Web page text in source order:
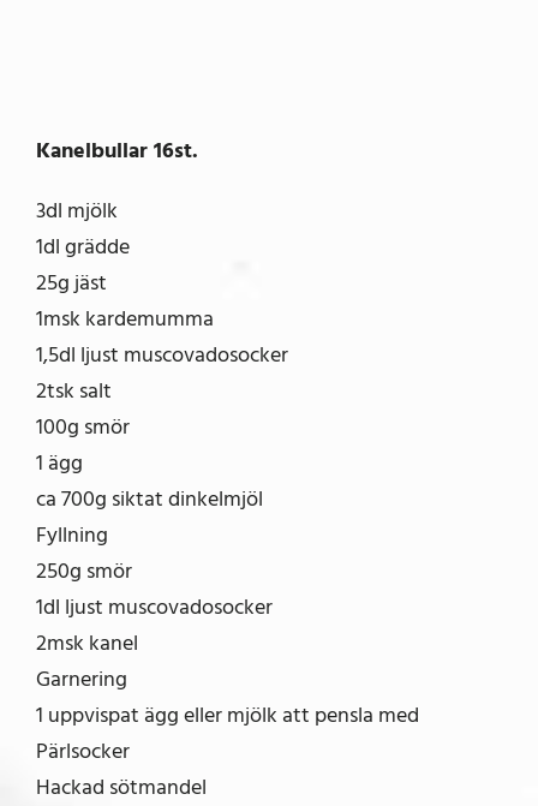
Kanelbullar 16st.
3dl mjölk
1dl grädde
25g jäst
1msk kardemumma
1,5dl ljust muscovadosocker
2tsk salt
100g smör
1 ägg
ca 700g siktat dinkelmjöl
Fyllning
250g smör
1dl ljust muscovadosocker
2msk kanel
Garnering
1 uppvispat ägg eller mjölk att pensla med
Pärlsocker
Hackad sötmandel